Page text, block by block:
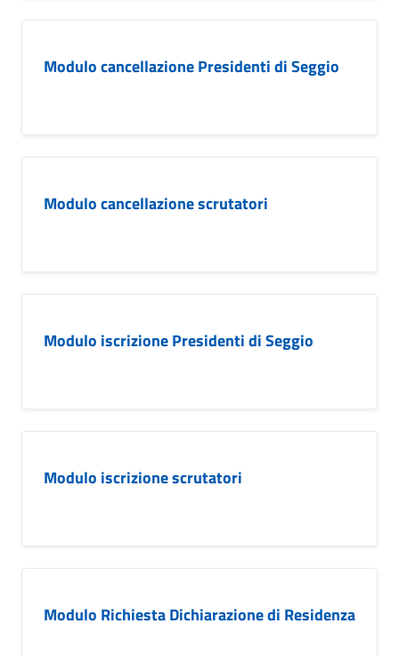
Modulo cancellazione Presidenti di Seggio
Modulo cancellazione scrutatori
Modulo iscrizione Presidenti di Seggio
Modulo iscrizione scrutatori
Modulo Richiesta Dichiarazione di Residenza